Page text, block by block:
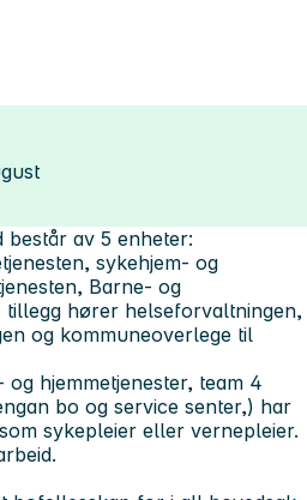
av 5 enheter:
sykehjem- og
jenesten, Barne- og
tillegg hører helseforvaltningen,
og kommuneoverlege til
hjemmetjenester, team 4
bo og service senter,) har
sykepleier eller vernepleier.